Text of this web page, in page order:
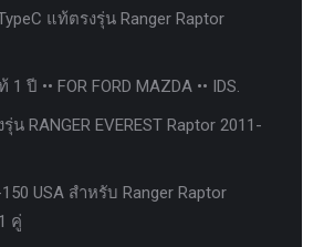
แท้ตรงรุ่น Ranger Raptor
ปี •• FOR FORD MAZDA •• IDS.
น RANGER EVEREST Raptor 2011-
USA สำหรับ Ranger Raptor
คู่